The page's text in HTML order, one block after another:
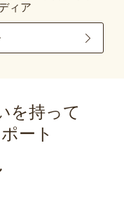
ィア
を持って
ート